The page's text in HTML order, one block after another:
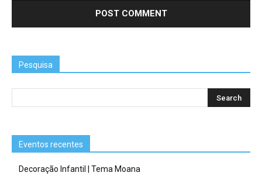
Pesquisa
Eventos recentes
Decoração Infantil | Tema Moana